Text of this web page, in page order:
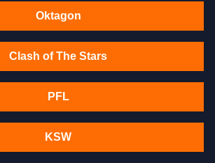
Oktagon
Clash of The Stars
PFL
KSW